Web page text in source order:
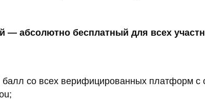
— абсолютно бесплатный для всех
балл со всех верифицированных платформ с